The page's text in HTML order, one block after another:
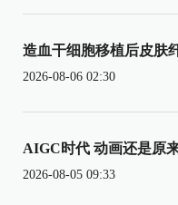
造血干细胞移植后皮肤
2026-08-06 02:30
AIGC时代 动画还是原
2026-08-05 09:33